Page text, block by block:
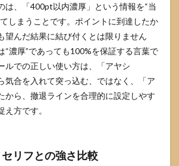
は、「400pt以内濃厚」という情報を“当
しまうことです。ポイントに到達したか
望んだ結果に結び付くとは限りません
“濃厚”であっても100%を保証する言葉で
ルでの正しい使い方は、「アヤシ
気合を入れて突っ込む、ではなく、「ア
から、撤退ラインを合理的に設定しやす
え方です。
リフとの強さ比較